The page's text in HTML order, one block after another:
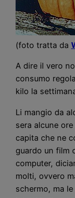
(foto tratta da
A dire il vero
consumo
kilo la
Li mangio da
sera alcune
capita che ne
guardo un film
computer,
molti, ovvero
schermo, ma